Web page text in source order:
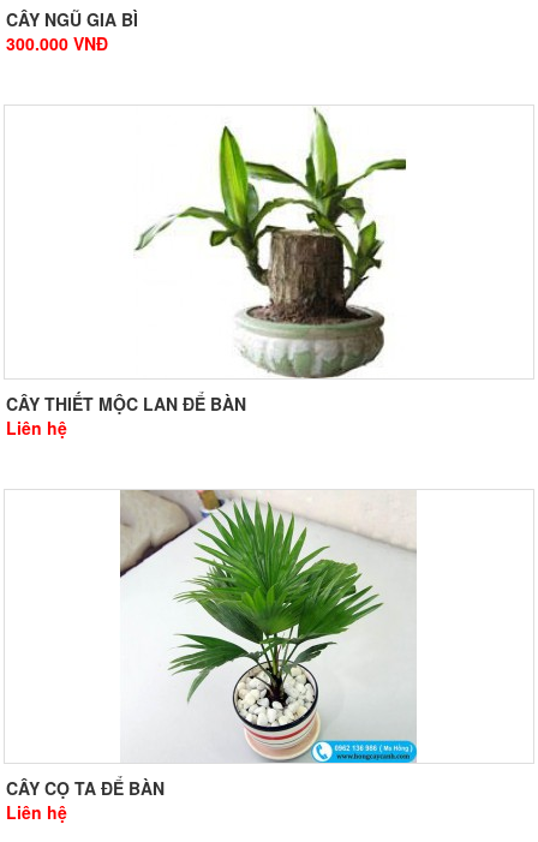
CÂY NGŨ GIA BÌ
300.000 VNĐ
CÂY THIẾT MỘC LAN ĐỂ BÀN
Liên hệ
CÂY CỌ TA ĐỂ BÀN
Liên hệ